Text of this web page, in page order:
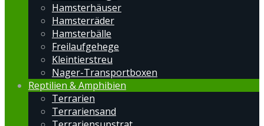
Hamsterhäuser
Hamsterräder
Hamsterbälle
Freilaufgehege
Kleintierstreu
Nager-Transportboxen
Reptilien & Amphibien
Terrarien
Terrariensand